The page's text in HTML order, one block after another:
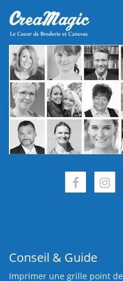
Conseil & Guide
Imprimer une grille point de